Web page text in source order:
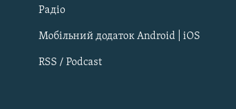
Радіо
Мобільний додаток Android | iOS
RSS / Podcast